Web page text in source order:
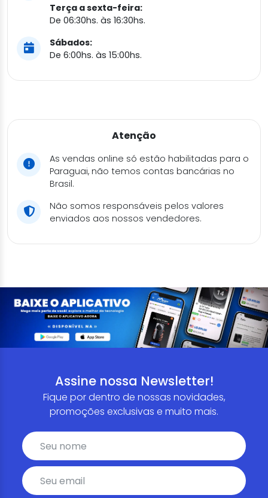
Terça a sexta-feira:
De 06:30hs. às 16:30hs.
Sábados:
De 6:00hs. às 15:00hs.
Atenção
As vendas online só estão habilitadas para o
Paraguai, não temos contas bancárias no
Brasil.
Não somos responsáveis pelos valores
enviados aos nossos vendedores.
Assine nossa Newsletter!
Fique por dentro de nossas novidades,
promoções exclusivas e muito mais.